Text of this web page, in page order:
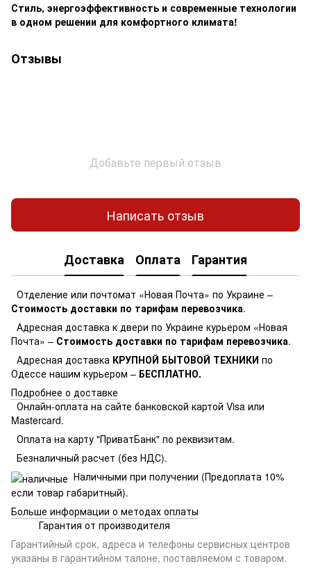
Стиль, энергоэффективность и современные технологии
в одном решении для комфортного климата!
Отзывы
Добавьте первый отзыв
Написать отзыв
Доставка Оплата Гарантия
Отделение или почтомат «Новая Почта» по Украине –
Стоимость доставки по тарифам перевозчика.
Адресная доставка к двери по Украине курьером «Новая
Почта» – Стоимость доставки по тарифам перевозчика.
Адресная доставка КРУПНОЙ БЫТОВОЙ ТЕХНИКИ по
Одессе нашим курьером – БЕСПЛАТНО.
Подробнее о доставке
Онлайн-оплата на сайте банковской картой Visa или
Mastercard.
Оплата на карту "ПриватБанк" по реквизитам.
Безналичный расчет (без НДС).
Наличными при получении (Предоплата 10%
если товар габаритный).
Больше информации о методах оплаты
Гарантия от производителя
Гарантийный срок, адреса и телефоны сервисных центров
указаны в гарантийном талоне, поставляемом с товаром.